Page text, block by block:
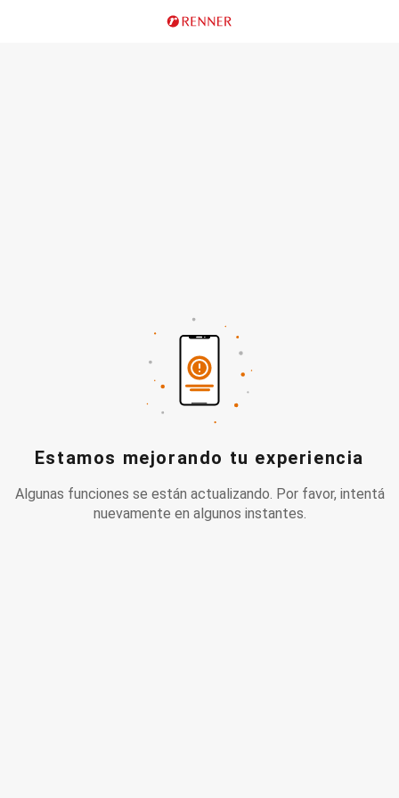
Estamos mejorando tu experiencia
Algunas funciones se están actualizando. Por favor, intentá
nuevamente en algunos instantes.